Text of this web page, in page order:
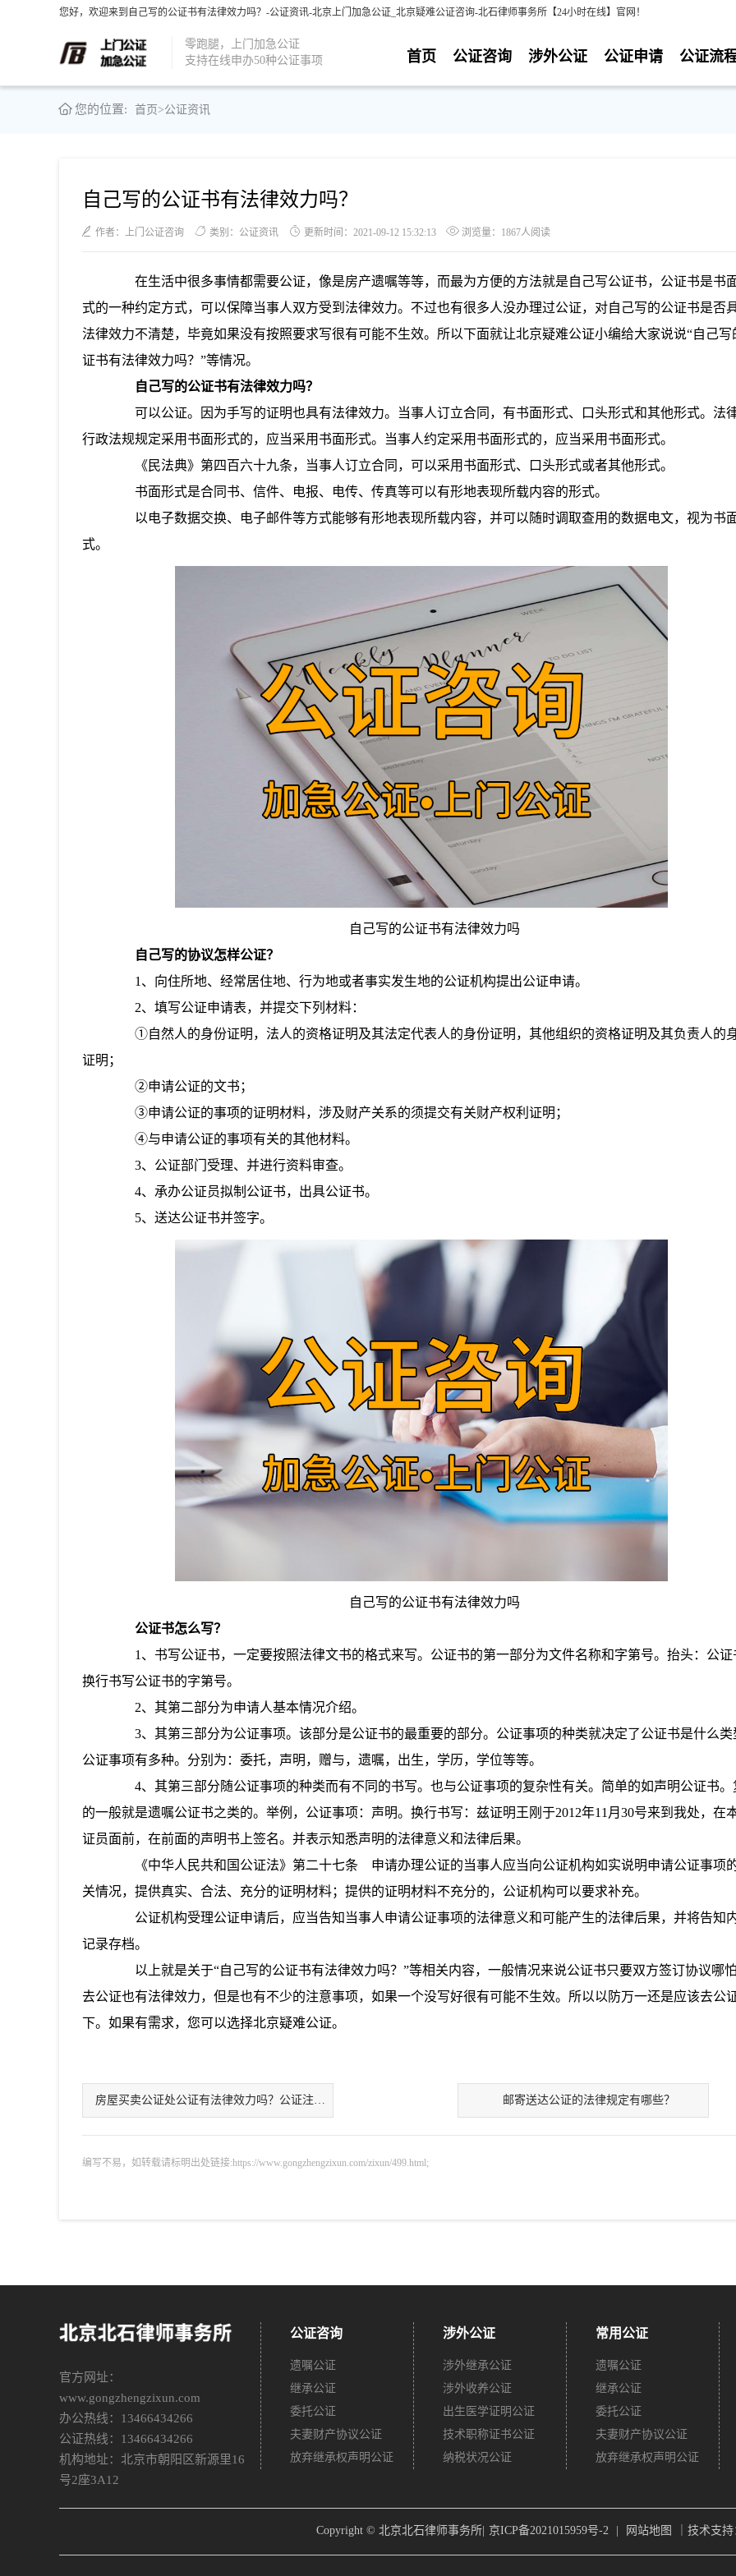
您好，欢迎来到自己写的公证书有法律效力吗？-公证资讯-北京上门加急公证_北京疑难公证咨询-北石律师事务所【24小时在线】官网！
零跑腿，上门加急公证
支持在线申办50种公证事项
公证流
公证申请
涉外公证
公证咨询
首页
您的位置: 首页>公证资讯
自己写的公证书有法律效力吗？
作者：上门公证咨询 类别：公证资讯 更新时间：2021-09-12 15:32:13 浏览量：1867人阅读
在生活中很多事情都需要公证，像是房产遗嘱等等，而最为方便的方法就是自己写公证书，公证书是书
式的一种约定方式，可以保障当事人双方受到法律效力。不过也有很多人没办理过公证，对自己写的公证书是否
法律效力不清楚，毕竟如果没有按照要求写很有可能不生效。所以下面就让北京疑难公证小编给大家说说“自己写
证书有法律效力吗？”等情况。
自己写的公证书有法律效力吗？
可以公证。因为手写的证明也具有法律效力。当事人订立合同，有书面形式、口头形式和其他形式。法律
行政法规规定采用书面形式的，应当采用书面形式。当事人约定采用书面形式的，应当采用书面形式。
《民法典》第四百六十九条，当事人订立合同，可以采用书面形式、口头形式或者其他形式。
书面形式是合同书、信件、电报、电传、传真等可以有形地表现所载内容的形式。
以电子数据交换、电子邮件等方式能够有形地表现所载内容，并可以随时调取查用的数据电文，视为书
式。
自己写的公证书有法律效力吗
自己写的协议怎样公证？
1、向住所地、经常居住地、行为地或者事实发生地的公证机构提出公证申请。
2、填写公证申请表，并提交下列材料：
①自然人的身份证明，法人的资格证明及其法定代表人的身份证明，其他组织的资格证明及其负责人的
证明；
②申请公证的文书；
③申请公证的事项的证明材料，涉及财产关系的须提交有关财产权利证明；
④与申请公证的事项有关的其他材料。
3、公证部门受理、并进行资料审查。
4、承办公证员拟制公证书，出具公证书。
5、送达公证书并签字。
自己写的公证书有法律效力吗
公证书怎么写？
1、书写公证书，一定要按照法律文书的格式来写。公证书的第一部分为文件名称和字第号。抬头：公证
换行书写公证书的字第号。
2、其第二部分为申请人基本情况介绍。
3、其第三部分为公证事项。该部分是公证书的最重要的部分。公证事项的种类就决定了公证书是什么类
公证事项有多种。分别为：委托，声明，赠与，遗嘱，出生，学历，学位等等。
4、其第三部分随公证事项的种类而有不同的书写。也与公证事项的复杂性有关。简单的如声明公证书。
的一般就是遗嘱公证书之类的。举例，公证事项：声明。换行书写：兹证明王刚于2012年11月30号来到我处，在
证员面前，在前面的声明书上签名。并表示知悉声明的法律意义和法律后果。
《中华人民共和国公证法》第二十七条 申请办理公证的当事人应当向公证机构如实说明申请公证事项
关情况，提供真实、合法、充分的证明材料；提供的证明材料不充分的，公证机构可以要求补充。
公证机构受理公证申请后，应当告知当事人申请公证事项的法律意义和可能产生的法律后果，并将告知
记录存档。
以上就是关于“自己写的公证书有法律效力吗？”等相关内容，一般情况来说公证书只要双方签订协议哪
去公证也有法律效力，但是也有不少的注意事项，如果一个没写好很有可能不生效。所以以防万一还是应该去公
下。如果有需求，您可以选择北京疑难公证。
房屋买卖公证处公证有法律效力吗？公证注意事 邮寄送达公证的法律规定有哪些？
编写不易，如转载请标明出处链接:https://www.gongzhengzixun.com/zixun/499.html;
官方网址：
www.gongzhengzixun.com
办公热线：13466434266
公证热线：13466434266
机构地址：北京市朝阳区新源里16
号2座3A12
公证咨询
遗嘱公证
继承公证
委托公证
夫妻财产协议公证
放弃继承权声明公证
涉外公证
涉外继承公证
涉外收养公证
出生医学证明公证
技术职称证书公证
纳税状况公证
常用公证
遗嘱公证
继承公证
委托公证
夫妻财产协议公证
放弃继承权声明公证
Copyright © 北京北石律师事务所| 京ICP备2021015959号-2 网站地图 ｜技术支持